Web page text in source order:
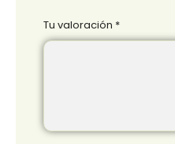
Tu valoración *